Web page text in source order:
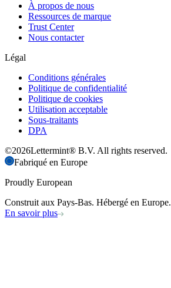
À propos de nous
Ressources de marque
Trust Center
Nous contacter
Légal
Conditions générales
Politique de confidentialité
Politique de cookies
Utilisation acceptable
Sous-traitants
DPA
©2026Lettermint® B.V. All rights reserved.
Fabriqué en Europe
Proudly European
Construit aux Pays-Bas. Hébergé en Europe.
En savoir plus